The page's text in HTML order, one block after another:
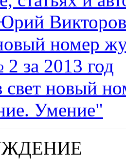
номер
за 2013 год
новый
Умение"